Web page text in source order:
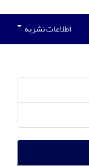
اطلاعات نشریه